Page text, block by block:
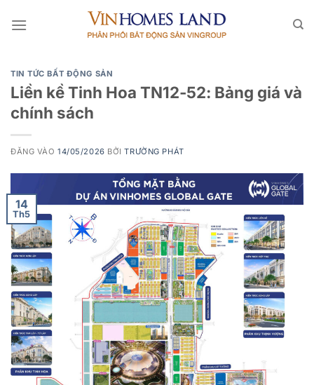
qua
TIN TỨC BẤT ĐỘNG SẢN
Liền kề Tinh Hoa TN12-52: Bảng giá và
chính sách
ĐĂNG VÀO14/05/2026 BỞITRƯỜNG PHÁT
14
Th5